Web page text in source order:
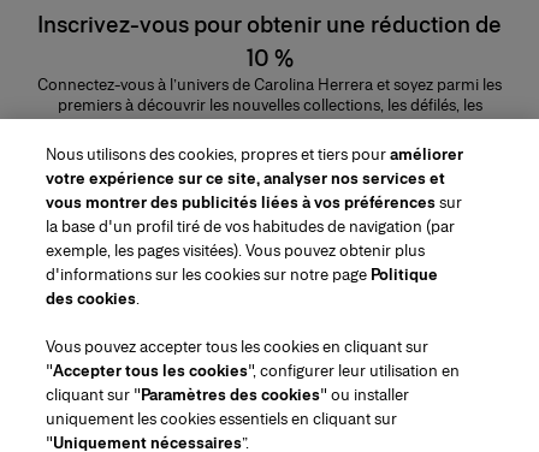
Inscrivez-vous pour obtenir une réduction de
10 %
Connectez-vous à l’univers de Carolina Herrera et soyez parmi les
premiers à découvrir les nouvelles collections, les défilés, les
lancements de parfums, les conseils maquillage et bien plus encore.
Adresse e-mail
Service à la clientèle
Trouver une boutique
Contactez-nous
Livraisons et Retours Beauté
À propos de nous
Nous utilisons des cookies, propres et tiers pouraméliorer
votre expérience sur ce site, analyser nos services et
vous montrer des publicités liées à vos préférencessur
la base d'un profil tiré de vos habitudes de navigation (par
exemple, les pages visitées). Vous pouvez obtenir plus
d'informations sur les cookies sur notre page Politique
des cookies.
Vous pouvez accepter tous les cookies en cliquant sur
"Accepter tous les cookies", configurer leur utilisation en
cliquant sur "Paramètres des cookies" ou installer
uniquement les cookies essentiels en cliquant sur
"Uniquement nécessaires”.